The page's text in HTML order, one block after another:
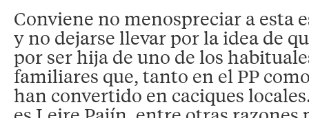
Conviene no menospreciar a esta
y no dejarse llevar por la idea de
por ser hija de uno de los
familiares que, tanto en el PP
han convertido en caciques